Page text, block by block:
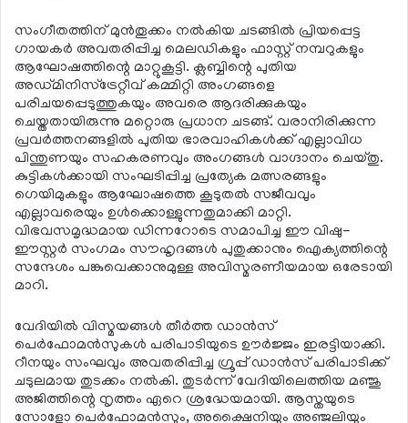
സംഗീതത്തിന് മുന്‍തൂക്കം നല്‍കിയ ചടങ്ങില്‍ പ്രിയപ്പെട്ട
ഗായകര്‍ അവതരിപ്പിച്ച മെലഡികളും ഫാസ്റ്റ് നമ്പറുകളും
ആഘോഷത്തിന്റെ മാറ്റുകൂട്ടി. ക്ലബ്ബിന്റെ പുതിയ
അഡ്മിനിസ്‌ട്രേറ്റീവ് കമ്മിറ്റി അംഗങ്ങളെ
പരിചയപ്പെടുത്തുകയും അവരെ ആദരിക്കുകയും
ചെയ്തതായിരുന്നു മറ്റൊരു പ്രധാന ചടങ്ങ്. വരാനിരിക്കുന്ന
പ്രവര്‍ത്തനങ്ങളില്‍ പുതിയ ഭാരവാഹികള്‍ക്ക് എല്ലാവിധ
പിന്തുണയും സഹകരണവും അംഗങ്ങള്‍ വാഗ്ദാനം ചെയ്തു.
കുട്ടികള്‍ക്കായി സംഘടിപ്പിച്ച പ്രത്യേക മത്സരങ്ങളും
ഗെയിമുകളും ആഘോഷത്തെ കൂടുതല്‍ സജീവവും
എല്ലാവരെയും ഉള്‍ക്കൊള്ളുന്നതുമാക്കി മാറ്റി.
വിഭവസമൃദ്ധമായ ഡിന്നറോടെ സമാപിച്ച ഈ വിഷു-
ഈസ്റ്റര്‍ സംഗമം സൗഹൃദങ്ങള്‍ പുതുക്കാനും ഐക്യത്തിന്റെ
സന്ദേശം പങ്കുവെക്കാനുമുള്ള അവിസ്മരണീയമായ ഒരേടായി
മാറി.
വേദിയില്‍ വിസ്മയങ്ങള്‍ തീര്‍ത്ത ഡാന്‍സ്
പെര്‍ഫോമന്‍സുകള്‍ പരിപാടിയുടെ ഊര്‍ജ്ജം ഇരട്ടിയാക്കി.
റീനയും സംഘവും അവതരിപ്പിച്ച ഗ്രൂപ്പ് ഡാന്‍സ് പരിപാടിക്ക്
ചടുലമായ തുടക്കം നല്‍കി. തുടര്‍ന്ന് വേദിയിലെത്തിയ മഞ്ജു
അജിത്തിന്റെ നൃത്തം ഏറെ ശ്രദ്ധേയമായി. ആസ്തയുടെ
സോളോ പെര്‍ഫോമന്‍സും, അക്ഷൈനിയും അഞ്ജലിയും